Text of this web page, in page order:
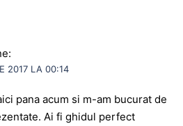
2017 LA 00:14
pana acum si m-am bucurat de
Ai fi ghidul perfect